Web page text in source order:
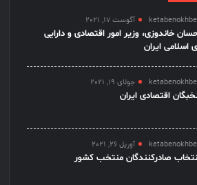
آگوست 17, 2021
خاندوزی، وزیر امور اقتصادی و دارایی
اسلامی ایران
جولای 19, 2021
اقتصادی ایران
آوریل 26, 2021
صادرکنندگان منتخب کشور